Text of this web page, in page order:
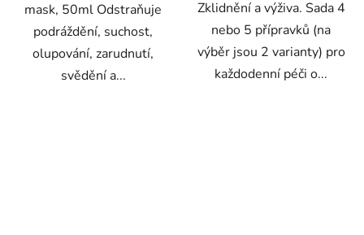
mask, 50ml Odstraňuje
podráždění, suchost,
olupování, zarudnutí,
svědění a...
Zklidnění a výživa. Sada 4
nebo 5 přípravků (na
výběr jsou 2 varianty) pro
každodenní péči o...